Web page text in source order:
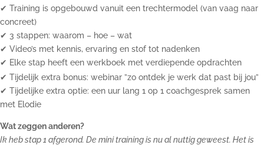
✔ Training is opgebouwd vanuit een trechtermodel (van vaag naar
concreet)
✔ 3 stappen: waarom – hoe – wat
✔ Video’s met kennis, ervaring en stof tot nadenken
✔ Elke stap heeft een werkboek met verdiepende opdrachten
✔ Tijdelijk extra bonus: webinar ”zo ontdek je werk dat past bij jou”
✔ Tijdelijke extra optie: een uur lang 1 op 1 coachgesprek samen
met Elodie
Wat zeggen anderen?
Ik heb stap 1 afgerond. De mini training is nu al nuttig geweest. Het is